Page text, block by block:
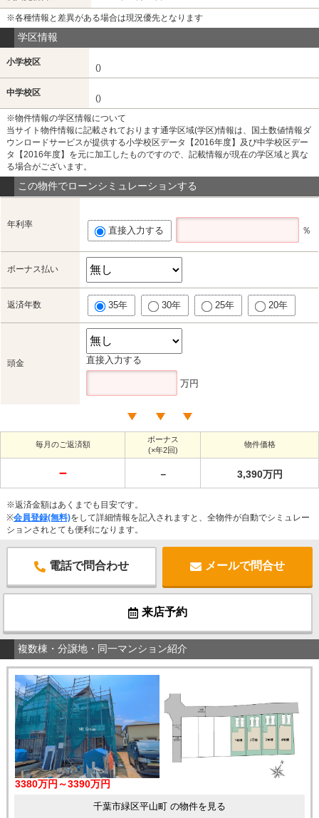
※各種情報と差異がある場合は現況優先となります
学区情報
小学校区
()
中学校区
()
※物件情報の学区情報について
当サイト物件情報に記載されております通学区域(学区)情報は、国土数値情報ダ
ウンロードサービスが提供する小学校区データ【2016年度】及び中学校区デー
タ【2016年度】を元に加工したものですので、記載情報が現在の学区域と異な
る場合がございます。
この物件でローンシミュレーションする
年利率
直接入力する ％
ボーナス払い
返済年数 35年 30年 25年 20年
頭金 直接入力する
万円
毎月のご返済額
ボーナス
(×年2回)
物件価格
－ － 3,390万円
※返済金額はあくまでも目安です。
※会員登録(無料)をして詳細情報を記入されますと、全物件が自動でシミュレー
ションされとても便利になります。
電話で問合わせ メールで問合せ
来店予約
複数棟・分譲地・同一マンション紹介
3380万円～3390万円
千葉市緑区平山町 の物件を見る